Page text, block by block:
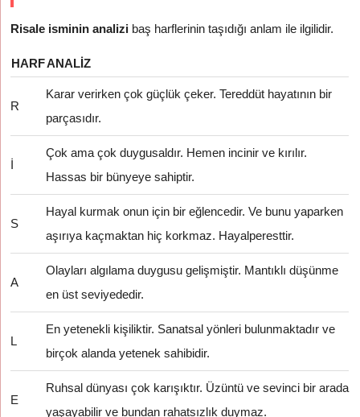
Risale isminin analizi baş harflerinin taşıdığı anlam ile ilgilidir.
HARFANALIZ
R
Karar verirken çok güçlük çeker. Tereddüt hayatının bir
parçasıdır.
İ
Çok ama çok duygusaldır. Hemen incinir ve kırılır.
Hassas bir bünyeye sahiptir.
S
Hayal kurmak onun için bir eğlencedir. Ve bunu yaparken
aşırıya kaçmaktan hiç korkmaz. Hayalperesttir.
A
Olayları algılama duygusu gelişmiştir. Mantıklı düşünme
en üst seviyededir.
L
En yetenekli kişiliktir. Sanatsal yönleri bulunmaktadır ve
birçok alanda yetenek sahibidir.
E
Ruhsal dünyası çok karışıktır. Üzüntü ve sevinci bir arada
yaşayabilir ve bundan rahatsızlık duymaz.